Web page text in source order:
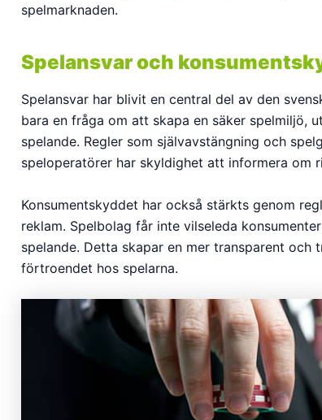
spelmarknaden.
Spelansvar och
Spelansvar har blivit en central del av den
bara en fråga om att skapa en säker spelmiljö,
spelande. Regler som självavstängning och
speloperatörer har skyldighet att informera om
Konsumentskyddet har också stärkts genom
reklam. Spelbolag får inte vilseleda
spelande. Detta skapar en mer transparent
förtroendet hos spelarna.